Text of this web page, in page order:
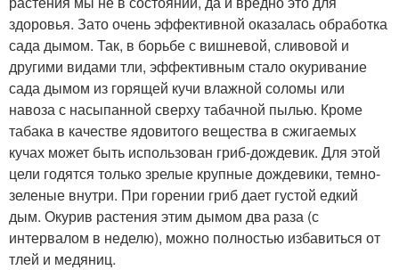
здоровья. Зато очень эффективной оказалась обработка
сада дымом. Так, в борьбе с вишневой, сливовой и
другими видами тли, эффективным стало окуривание
сада дымом из горящей кучи влажной соломы или
навоза с насыпанной сверху табачной пылью. Кроме
табака в качестве ядовитого вещества в сжигаемых
кучах может быть использован гриб-дождевик. Для этой
цели годятся только зрелые крупные дождевики, темно-
зеленые внутри. При горении гриб дает густой едкий
дым. Окурив растения этим дымом два раза (с
интервалом в неделю), можно полностью избавиться от
тлей и медяниц.